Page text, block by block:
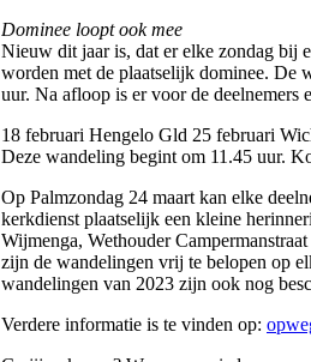
Dominee loopt ook mee
Nieuw dit jaar is, dat er elke zondag bij
worden met de plaatselijk dominee. De
uur. Na afloop is er voor de deelnemers
18 februari Hengelo Gld 25 februari
Deze wandeling begint om 11.45 uur.
Op Palmzondag 24 maart kan elke
kerkdienst plaatselijk een kleine
Wijmenga, Wethouder
zijn de wandelingen vrij te belopen op
wandelingen van 2023 zijn ook nog
Verdere informatie is te vinden op: